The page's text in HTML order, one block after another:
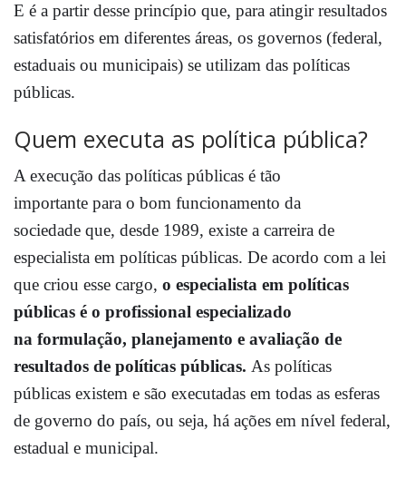
E é a partir desse princípio que, para atingir resultados
satisfatórios em diferentes áreas, os governos (federal,
estaduais ou municipais) se utilizam das políticas
públicas.
Quem executa as política pública?
A execução das políticas públicas é tão
importante para o bom funcionamento da
sociedade que, desde 1989, existe a carreira de
especialista em políticas públicas. De acordo com a lei
que criou esse cargo, o especialista em políticas
públicas é o profissional especializado
na formulação, planejamento e avaliação de
resultados de políticas públicas. As políticas
públicas existem e são executadas em todas as esferas
de governo do país, ou seja, há ações em nível federal,
estadual e municipal.